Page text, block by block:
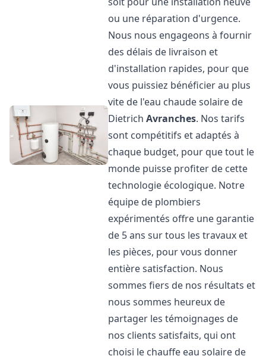
ou une réparation d'urgence.
Nous nous engageons à fournir
des délais de livraison et
d'installation rapides, pour que
vous puissiez bénéficier au plus
vite de l'eau chaude solaire de
DietrichAvranches. Nos tarifs
sont compétitifs et adaptés à
chaque budget, pour que tout le
monde puisse profiter de cette
technologie écologique. Notre
équipe de plombiers
expérimentés offre une garantie
de 5 ans sur tous les travaux et
les pièces, pour vous donner
entière satisfaction. Nous
sommes fiers de nos résultats et
nous sommes heureux de
partager les témoignages de
nos clients satisfaits, qui ont
choisi le chauffe eau solaire de